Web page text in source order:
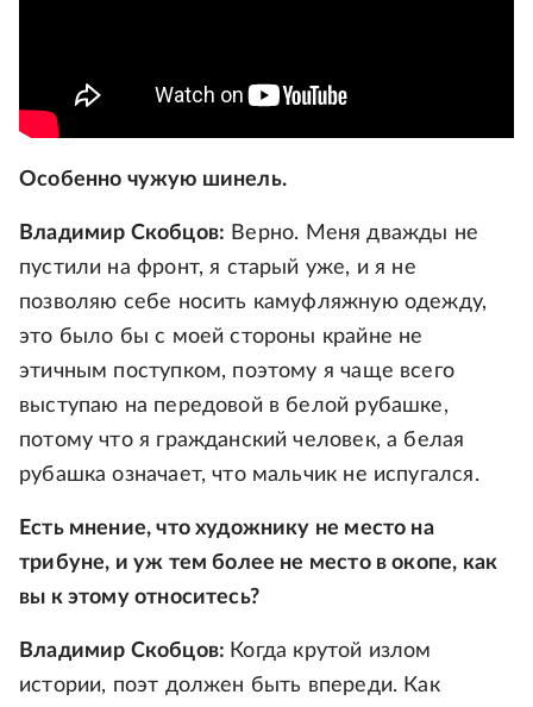
Особенно чужую шинель.
Владимир Скобцов: Верно. Меня дважды не
пустили на фронт, я старый уже, и я не
позволяю себе носить камуфляжную одежду,
это было бы с моей стороны крайне не
этичным поступком, поэтому я чаще всего
выступаю на передовой в белой рубашке,
потому что я гражданский человек, а белая
рубашка означает, что мальчик не испугался.
Есть мнение, что художнику не место на
трибуне, и уж тем более не место в окопе, как
вы к этому относитесь?
Владимир Скобцов: Когда крутой излом
истории, поэт должен быть впереди. Как